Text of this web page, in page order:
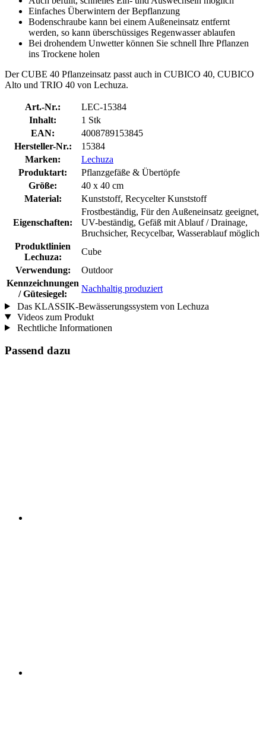
Einfaches Überwintern der Bepflanzung
Bodenschraube kann bei einem Außeneinsatz entfernt
werden, so kann überschüssiges Regenwasser ablaufen
Bei drohendem Unwetter können Sie schnell Ihre Pflanzen
ins Trockene holen
Der CUBE 40 Pflanzeinsatz passt auch in CUBICO 40, CUBICO
Alto und TRIO 40 von Lechuza.
Art.-Nr.:
LEC-15384
Inhalt:
1 Stk
EAN:
4008789153845
Hersteller-Nr.:
15384
Marken:
Lechuza
Produktart:
Pflanzgefäße & Übertöpfe
Größe:
40 x 40 cm
Material:
Kunststoff, Recycelter Kunststoff
Eigenschaften:
Frostbeständig, Für den Außeneinsatz geeignet,
UV-beständig, Gefäß mit Ablauf / Drainage,
Bruchsicher, Recycelbar, Wasserablauf möglich
Produktlinien
Lechuza:
Cube
Verwendung:
Outdoor
Kennzeichnungen
/ Gütesiegel:
Nachhaltig produziert
Das KLASSIK-Bewässerungssystem von Lechuza
Videos zum Produkt
Rechtliche Informationen
Passend dazu